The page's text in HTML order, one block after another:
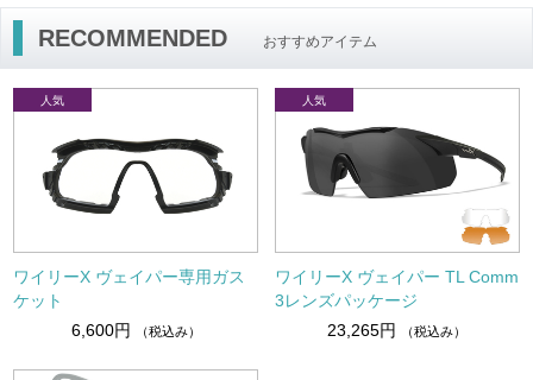
RECOMMENDED おすすめアイテム
ワイリーX ヴェイパー専用ガス
ケット
6,600円
（税込み）
ワイリーX ヴェイパー TL Comm
3レンズパッケージ
23,265円
（税込み）